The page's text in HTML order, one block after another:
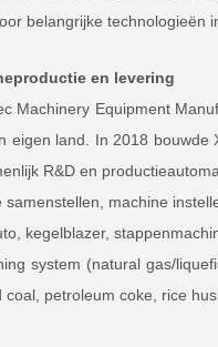
belangrijke technologieën
en levering
Machinery Equipment
eigen land. In 2018 bouwde
R&D en
samenstellen, machine
kegelblazer,
system (natural gas/
coal, petroleum coke, rice